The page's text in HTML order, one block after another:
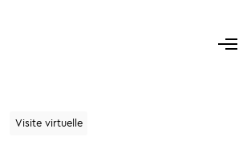
Visite virtuelle